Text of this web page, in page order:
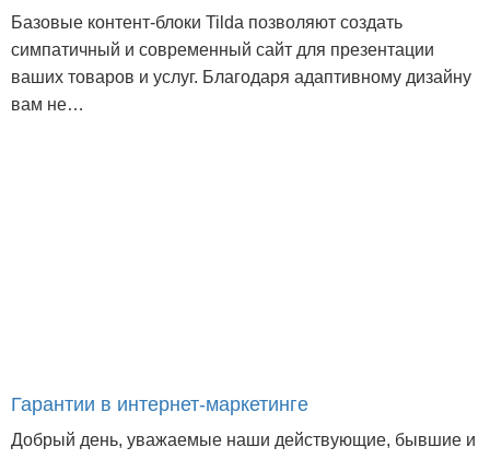
Базовые контент-блоки Tilda позволяют создать
симпатичный и современный сайт для презентации
ваших товаров и услуг. Благодаря адаптивному дизайну
вам не…
Гарантии в интернет-маркетинге
Добрый день, уважаемые наши действующие, бывшие и